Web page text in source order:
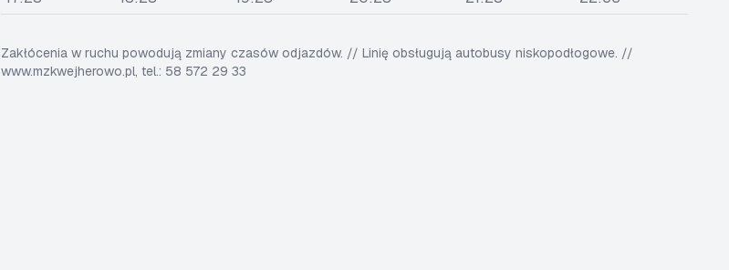
Zakłócenia w ruchu powodują zmiany czasów odjazdów. // Linię obsługują autobusy niskopodłogowe. //
www.mzkwejherowo.pl, tel.: 58 572 29 33